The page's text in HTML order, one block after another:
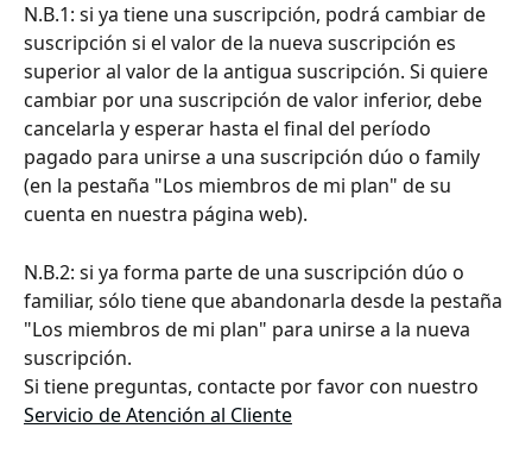
N.B.1: si ya tiene una suscripción, podrá cambiar de
suscripción si el valor de la nueva suscripción es
superior al valor de la antigua suscripción. Si quiere
cambiar por una suscripción de valor inferior, debe
cancelarla y esperar hasta el final del período
pagado para unirse a una suscripción dúo o family
(en la pestaña "Los miembros de mi plan" de su
cuenta en nuestra página web).
N.B.2: si ya forma parte de una suscripción dúo o
familiar, sólo tiene que abandonarla desde la pestaña
"Los miembros de mi plan" para unirse a la nueva
suscripción.
Si tiene preguntas, contacte por favor con nuestro
Servicio de Atención al Cliente